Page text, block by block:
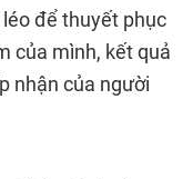
để thuyết phục
của mình, kết quả
nhận của người